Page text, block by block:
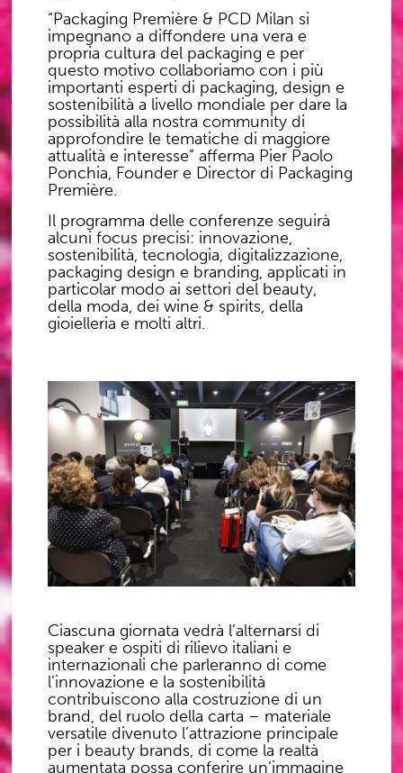
“Packaging Première & PCD Milan si
impegnano a diffondere una vera e
propria cultura del packaging e per
questo motivo collaboriamo con i più
importanti esperti di packaging, design e
sostenibilità a livello mondiale per dare la
possibilità alla nostra community di
approfondire le tematiche di maggiore
attualità e interesse” afferma Pier Paolo
Ponchia, Founder e Director di Packaging
Première.
Il programma delle conferenze seguirà
alcuni focus precisi: innovazione,
sostenibilità, tecnologia, digitalizzazione,
packaging design e branding, applicati in
particolar modoai settori del beauty,
della moda, dei wine & spirits, della
gioielleria e molti altri.
Ciascuna giornata vedrà l’alternarsi di
speaker e ospiti di rilievo italiani e
internazionali che parleranno di come
l’innovazione e la sostenibilità
contribuiscono alla costruzione di un
brand, del ruolo della carta – materiale
versatile divenuto l’attrazione principale
per i beauty brands, di come la realtà
aumentata possa conferire un’immagine